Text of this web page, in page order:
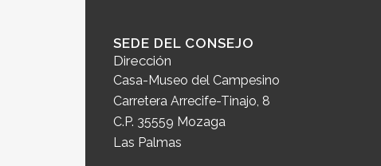
SEDE DEL CONSEJO
Dirección
Casa-Museo del Campesino
Carretera Arrecife-Tinajo, 8
C.P. 35559 Mozaga
Las Palmas